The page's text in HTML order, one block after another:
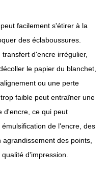
facilement s'étirer à la
des éclaboussures.
d'encre irrégulier,
le papier du blanchet,
ou une perte
faible peut entraîner une
d'encre, ce qui peut
de l'encre, des
des points,
d'impression.